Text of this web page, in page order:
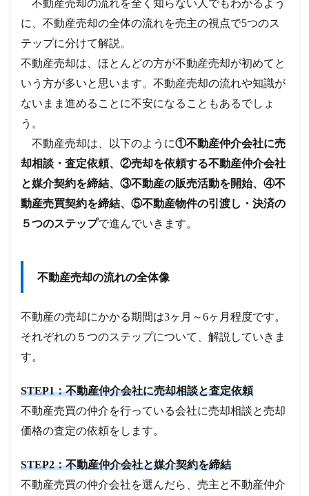
不動産売却の流れを全く知らない人でもわかるよう
に、不動産売却の全体の流れを売主の視点で5つのス
テップに分けて解説。
不動産売却は、ほとんどの方が不動産売却が初めてと
いう方が多いと思います。不動産売却の流れや知識が
ないまま進めることに不安になることもあるでしょ
う。
不動産売却は、以下のように①不動産仲介会社に売
却相談・査定依頼、②売却を依頼する不動産仲介会社
と媒介契約を締結、③不動産の販売活動を開始、④不
動産売買契約を締結、⑤不動産物件の引渡し・決済の
５つのステップで進んでいきます。
不動産売却の流れの全体像
不動産の売却にかかる期間は3ヶ月～6ヶ月程度です。
それぞれの５つのステップについて、解説していきま
す。
STEP1：不動産仲介会社に売却相談と査定依頼
不動産売買の仲介を行っている会社に売却相談と売却
価格の査定の依頼をします。
STEP2：不動産仲介会社と媒介契約を締結
不動産売買の仲介会社を選んだら、売主と不動産仲介